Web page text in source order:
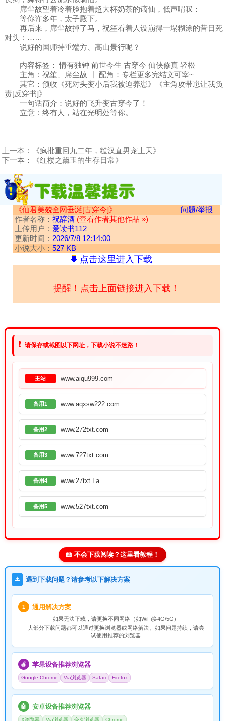
席尘故望着冷着脸抱着超大杯奶茶的谪仙，低声喟叹：
等你许多年，太子殿下。
再后来，席尘故掉了马，祝笙看着人设崩得一塌糊涂的昔日死
对头：……
说好的国师持重端方、高山景行呢？
内容标签： 情有独钟 前世今生 古穿今 仙侠修真 轻松
主角：祝笙、席尘故 ┃ 配角：专栏更多完结文可宰~
其它：预收《死对头变小后我被迫养崽》《主角攻带崽让我负
责[反穿书]》
一句话简介：说好的飞升变古穿今了！
立意：终有人，站在光明处等你。
上一本：
《疯批重回九二年，糙汉直男宠上天》
下一本：
《红楼之黛玉的生存日常》
《仙君美貌全网垂涎[古穿今]》
问题/举报
作者名称： 祝辞酒 (查看作者其他作品 »)
上传用户： 爱读书112
更新时间： 2026/7/8 12:14:00
小说大小： 527 KB
点击这里进入下载
提醒！点击上面链接进入下载！
❗ 请保存或截图以下网址，下载小说不迷路！
主站 www.aiqu999.com
备用1 www.aqxsw222.com
备用2 www.272txt.com
备用3 www.727txt.com
备用4 www.27txt.La
备用5 www.527txt.com
📖 不会下载阅读？这里看教程！
⚠️ 遇到下载问题？请参考以下解决方案
1 通用解决方案
如果无法下载，请更换不同网络（如WiFi换4G/5G）
大部分下载问题都可以通过更换浏览器或网络解决。如果问题持续，请尝
试使用推荐的浏览器
🍎 苹果设备推荐浏览器
Google Chrome Via浏览器 Safari Firefox
🤖 安卓设备推荐浏览器